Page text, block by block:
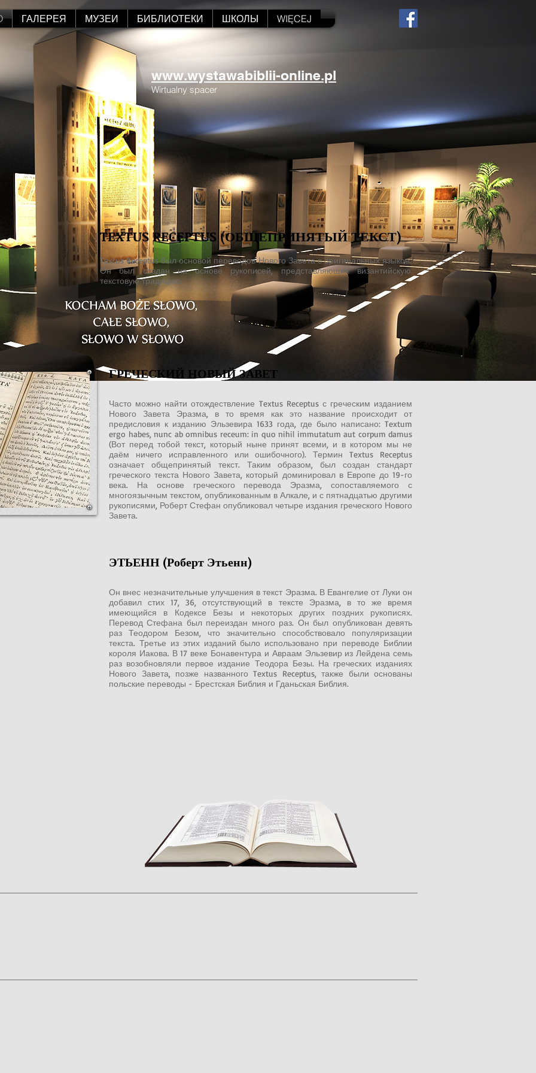
www.wystawabiblii-online.pl
Wirtualny spacer
TEXTUS RECEPTUS (ОБЩЕПРИНЯТЫЙ ТЕКСТ)
Textus Receptus был основой переводов Нового Завета с оригинальных языков.
Он был создан на основе рукописей, представляющих византийскую
текстовую традицию.
ГРЕЧЕСКИЙ НОВЫЙ ЗАВЕТ
Часто можно найти отождествление Textus Receptus с греческим изданием
Нового Завета Эразма, в то время как это название происходит от
предисловия к изданию Эльзевира 1633 года, где было написано: Textum
ergo habes, nunc ab omnibus receum: in quo nihil immutatum aut corpum damus
(Вот перед тобой текст, который ныне принят всеми, и в котором мы не
даём ничего исправленного или ошибочного). Термин Textus Receptus
означает общепринятый текст. Таким образом, был создан стандарт
греческого текста Нового Завета, который доминировал в Европе до 19-го
века. На основе греческого перевода Эразма, сопоставляемого с
многоязычным текстом, опубликованным в Алкале, и с пятнадцатью другими
рукописями, Роберт Стефан опубликовал четыре издания греческого Нового
Завета.
ЭТЬЕНН (Роберт Этьенн)
Он внес незначительные улучшения в текст Эразма. В Евангелие от Луки он
добавил стих 17, 36, отсутствующий в тексте Эразма, в то же время
имеющийся в Кодексе Безы и некоторых других поздних рукописях.
Перевод Стефана был переиздан много раз. Он был опубликован девять
раз Теодором Безом, что значительно способствовало популяризации
текста. Третье из этих изданий было использовано при переводе Библии
короля Иакова. В 17 веке Бонавентура и Авраам Эльзевир из Лейдена семь
раз возобновляли первое издание Теодора Безы. На греческих изданиях
Нового Завета, позже названного Textus Receptus, также были основаны
польские переводы - Брестская Библия и Гданьская Библия.
ГАЛЕРЕЯ МУЗЕИ БИБЛИОТЕКИ ШКОЛЫ WIĘCEJ